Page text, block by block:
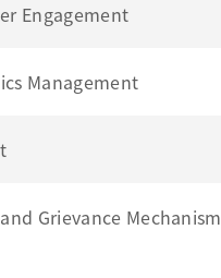
Engagement
Management
Grievance Mechanism